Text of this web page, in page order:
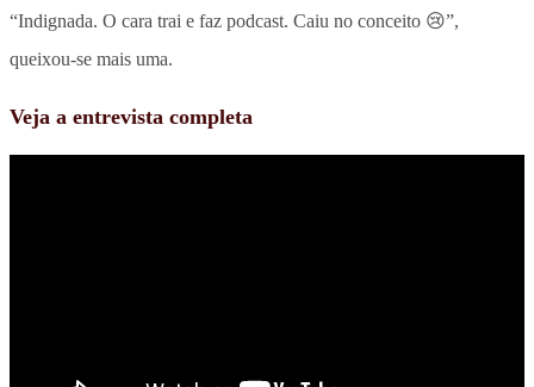
“Indignada. O cara trai e faz podcast. Caiu no conceito 😢”,
queixou-se mais uma.
Veja a entrevista completa